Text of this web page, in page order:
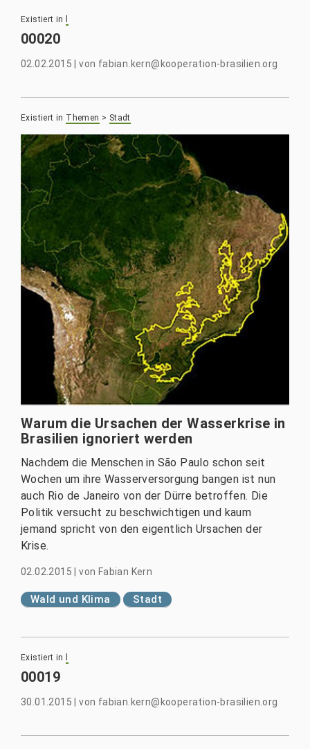
Existiert in
00020
02.02.2015 |von fabian.kern@kooperation-brasilien.org
Existiert in Themen > Stadt
Warum die Ursachen der Wasserkrise in
Brasilien ignoriert werden
Nachdem die Menschen in São Paulo schon seit
Wochen um ihre Wasserversorgung bangen ist nun
auch Rio de Janeiro von der Dürre betroffen. Die
Politik versucht zu beschwichtigen und kaum
jemand spricht von den eigentlich Ursachen der
Krise.
02.02.2015 |von Fabian Kern
Wald und Klima Stadt
Existiert in
00019
30.01.2015 |von fabian.kern@kooperation-brasilien.org